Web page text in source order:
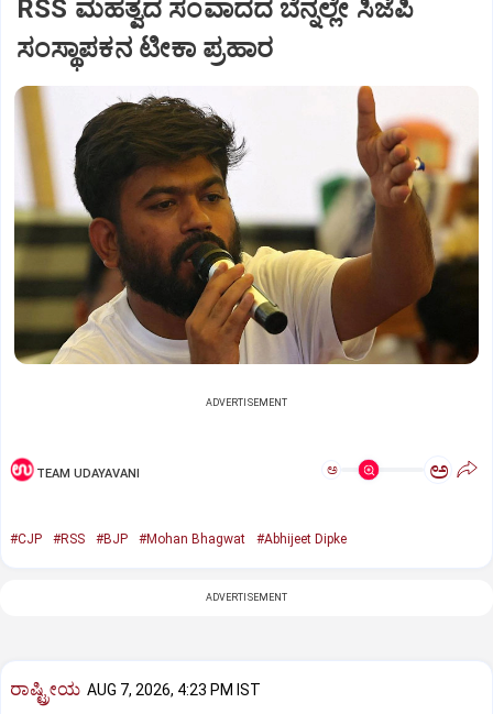
RSS ಮಹತ್ವದ ಸಂವಾದದ ಬೆನ್ನಲ್ಲೇ ಸಿಜೆಪಿ
ಸಂಸ್ಥಾಪಕನ ಟೀಕಾ ಪ್ರಹಾರ
ADVERTISEMENT
TEAM UDAYAVANI ಅ ಅ
#CJP #RSS #BJP #Mohan Bhagwat #Abhijeet Dipke
ADVERTISEMENT
ರಾಷ್ಟ್ರೀಯ AUG 7, 2026, 4:23 PM IST